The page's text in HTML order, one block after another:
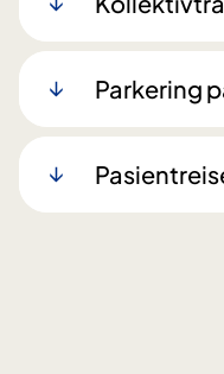
Parkering